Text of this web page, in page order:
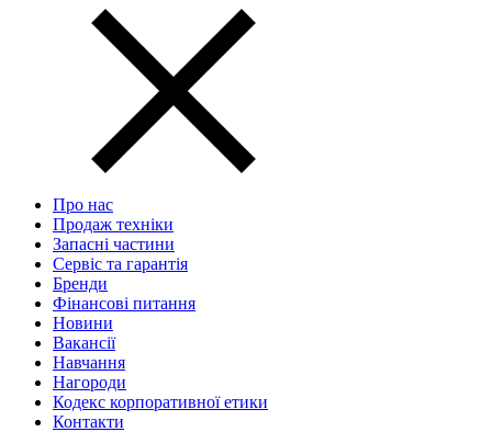
Про нас
Продаж техніки
Запасні частини
Сервіс та гарантія
Бренди
Фінансові питання
Новини
Вакансії
Навчання
Нагороди
Кодекс корпоративної етики
Контакти